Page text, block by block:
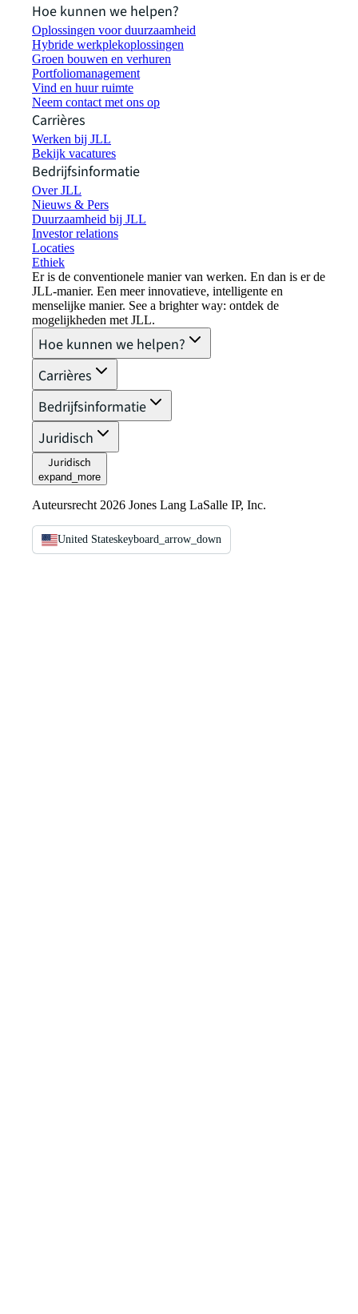
Hoe kunnen we helpen?
Oplossingen voor duurzaamheid
Hybride werkplekoplossingen
Groen bouwen en verhuren
Portfoliomanagement
Vind en huur ruimte
Neem contact met ons op
Carrières
Werken bij JLL
Bekijk vacatures
Bedrijfsinformatie
Over JLL
Nieuws & Pers
Duurzaamheid bij JLL
Investor relations
Locaties
Ethiek
Er is de conventionele manier van werken. En dan is er de
JLL-manier. Een meer innovatieve, intelligente en
menselijke manier. See a brighter way: ontdek de
mogelijkheden met JLL.
Hoe kunnen we helpen?
Carrières
Bedrijfsinformatie
Juridisch
Juridisch
expand_more
Auteursrecht 2026 Jones Lang LaSalle IP, Inc.
United Stateskeyboard_arrow_down